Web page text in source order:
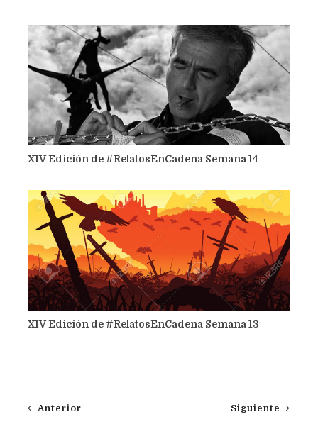
XIV Edición de #RelatosEnCadena Semana 14
XIV Edición de #RelatosEnCadena Semana 13
Siguiente
Anterior